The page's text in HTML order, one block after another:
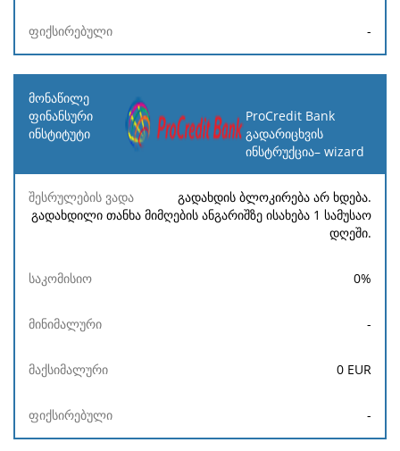
-
ProCredit Bank
გადარიცხვის
ინსტრუქცია– wizard
გადახდის ბლოკირება არ ხდება.
გადახდილი თანხა მიმღების ანგარიშზე ისახება 1 სამუსაო
დღეში.
0%
-
0 EUR
-